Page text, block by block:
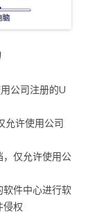
公司注册的U
允许使用公司
，仅允许使用公
软件中心进行软
侵权